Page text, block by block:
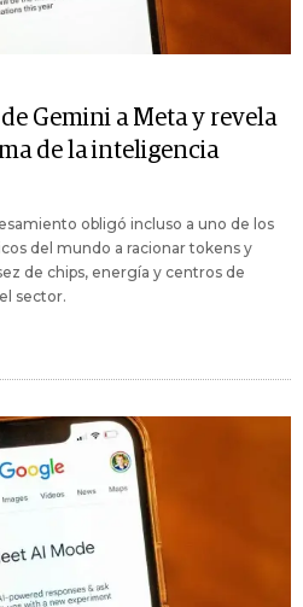
Gemini a Meta y revela
de la inteligencia
obligó incluso a uno de los
del mundo a racionar tokens y
de chips, energía y centros de
sector.